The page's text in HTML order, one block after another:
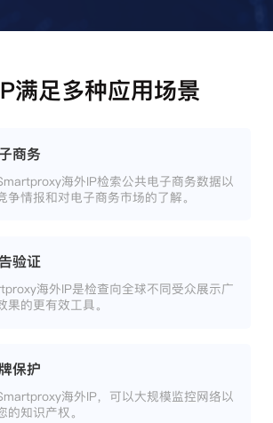
满足多种应用场景
商务
海外IP检索公共电子商务数据以
争情报和对电子商务市场的了解。
验证
海外IP是检查向全球不同受众展示广
果的更有效工具。
保护
海外IP，可以大规模监控网络以
的知识产权。